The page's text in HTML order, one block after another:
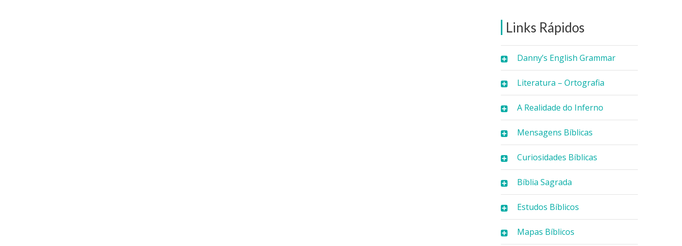
Links Rápidos
Danny’s English Grammar
Literatura – Ortografia
A Realidade do Inferno
Mensagens Bíblicas
Curiosidades Bíblicas
Bíblia Sagrada
Estudos Bíblicos
Mapas Bíblicos